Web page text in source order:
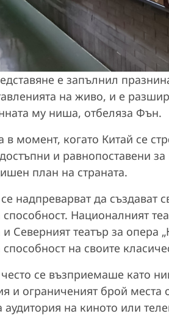
е запълнил
на живо, и е
му ниша, отбеляза Фън.
в момент, когато Китай се
и равнопоставени
план на страната.
надпреварват да създават
Националният
Северният театър за опера
на своите
се възприемаше като
и ограниченият брой места
аудитория на киното или